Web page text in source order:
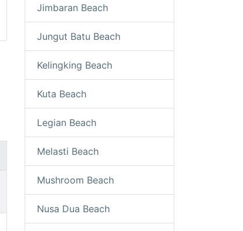
Jimbaran Beach
Jungut Batu Beach
Kelingking Beach
Kuta Beach
Legian Beach
Melasti Beach
Mushroom Beach
Nusa Dua Beach